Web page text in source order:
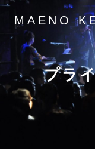
Main
MAENO
プラ